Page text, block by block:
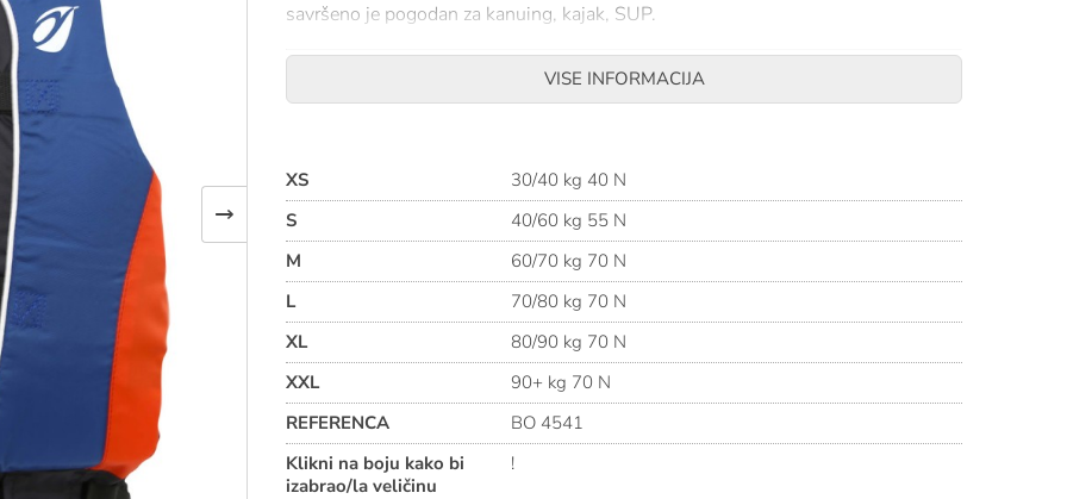
→
savršeno je pogodan za kanuing, kajak, SUP.
Sigurnost: Reflektirajuće trake
VISE INFORMACIJA
XS
30/40 kg 40 N
S
40/60 kg 55 N
M
60/70 kg 70 N
L
70/80 kg 70 N
XL
80/90 kg 70 N
XXL
90+ kg 70 N
REFERENCA
BO 4541
Klikni na boju kako bi
izabrao/la veličinu
!